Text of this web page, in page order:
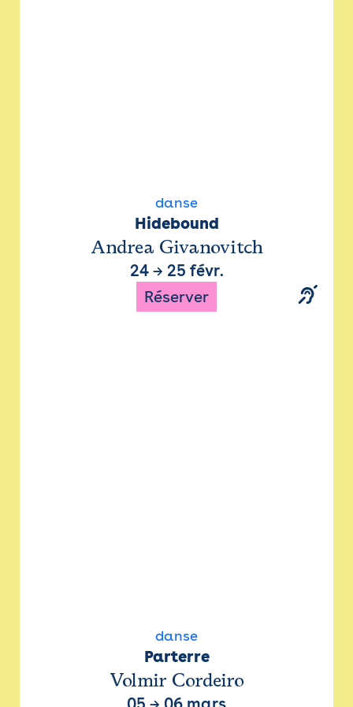
danse
Hidebound
Andrea Givanovitch
24→ 25 févr.
Réserver
danse
Parterre
Volmir Cordeiro